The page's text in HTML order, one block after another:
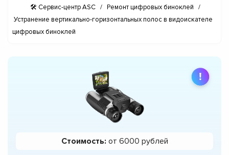
🛠 Сервис-центр ASC / Ремонт цифровых биноклей
/
Устранение вертикально-горизонтальных полос в видоискателе
цифровых биноклей
Стоимость: от 6000 рублей